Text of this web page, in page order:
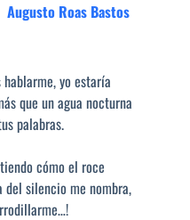
Augusto Roas Bastos
yo estaría
que un agua nocturna
palabras.
cómo el roce
del silencio me nombra,